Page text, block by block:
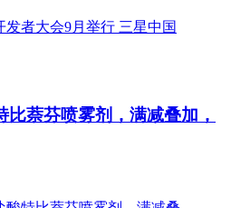
比萘芬喷雾剂，满减叠加，